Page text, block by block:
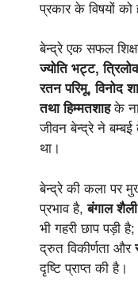
प्रकार के विषयों
बेन्द्रे एक सफल
ज्योति भट्ट,
रतन परिमू, विनोद
तथा हिम्मतशाहके
जीवन बेन्द्रे ने बम्बई
था।
बेन्द्रे की कला पर
प्रभाव है,बंगाल शैली
भी गहरी छाप पड़ी है;
द्रुत विकीर्णता और
दृष्टि प्राप्त की है।